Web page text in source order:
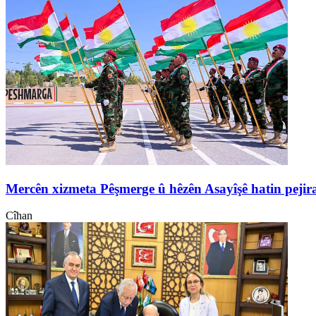
Mercên xizmeta Pêşmerge û hêzên Asayîşê hatin
Cîhan